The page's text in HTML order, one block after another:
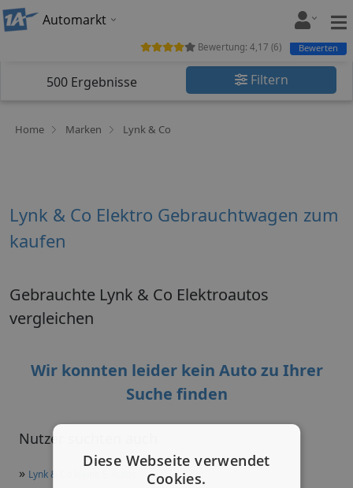
Automarkt
500 Ergebnisse Filtern
Home Marken Lynk & Co
Nutzer suchten auch
» Lynk & Co kleine E-Autos
Bewertung: 4,17 (6) Bewerten
Lynk & Co Elektro Gebrauchtwagen zum
kaufen
Gebrauchte Lynk & Co Elektroautos
vergleichen
Wir konnten leider kein Auto zu Ihrer
Suche finden
Diese Webseite verwendet
Cookies.